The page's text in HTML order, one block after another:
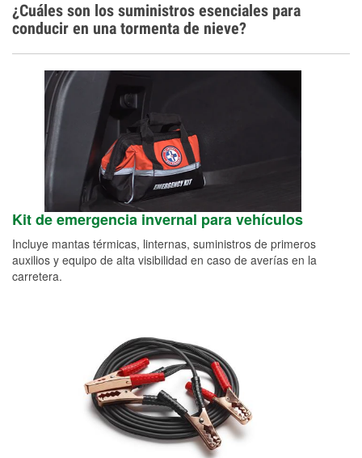
¿Cuáles son los suministros esenciales para
conducir en una tormenta de nieve?
Kit de emergencia invernal para vehículos
Incluye mantas térmicas, linternas, suministros de primeros
auxilios y equipo de alta visibilidad en caso de averías en la
carretera.